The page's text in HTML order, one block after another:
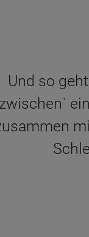
Und so